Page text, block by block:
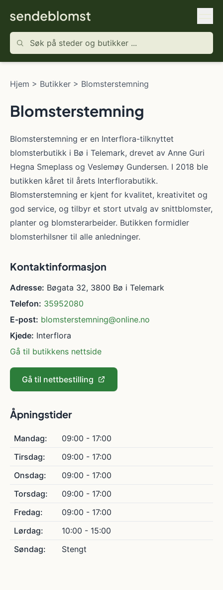
Hjem > Butikker > Blomsterstemning
Blomsterstemning
Blomsterstemning er en Interflora-tilknyttet
blomsterbutikk i Bø i Telemark, drevet av Anne Guri
Hegna Smeplass og Veslemøy Gundersen. I 2018 ble
butikken kåret til årets Interflorabutikk.
Blomsterstemning er kjent for kvalitet, kreativitet og
god service, og tilbyr et stort utvalg av snittblomster,
planter og blomsterarbeider. Butikken formidler
blomsterhilsner til alle anledninger.
Kontaktinformasjon
Adresse: Bøgata 32, 3800 Bø i Telemark
Telefon: 35952080
E-post: blomsterstemning@online.no
Kjede: Interflora
Gå til butikkens nettside
Gå til nettbestilling
Åpningstider
Mandag:
09:00 - 17:00
Tirsdag:
09:00 - 17:00
Onsdag:
09:00 - 17:00
Torsdag:
09:00 - 17:00
Fredag:
09:00 - 17:00
Lørdag:
10:00 - 15:00
Søndag:
Stengt